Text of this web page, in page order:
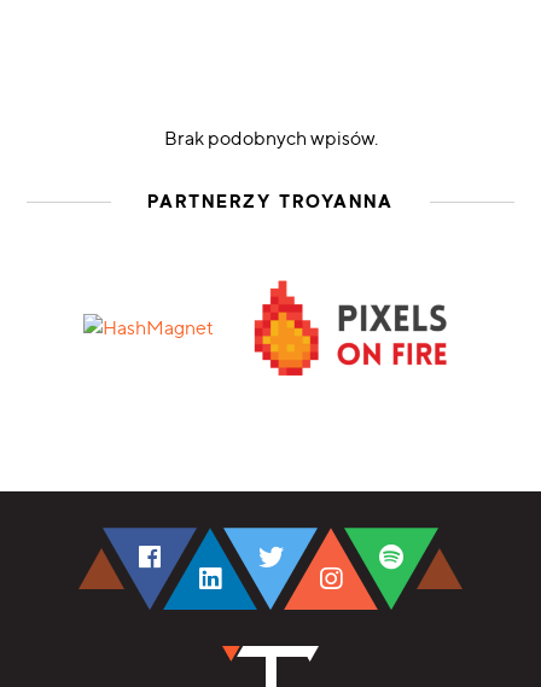
Brak podobnych wpisów.
PARTNERZY TROYANNA